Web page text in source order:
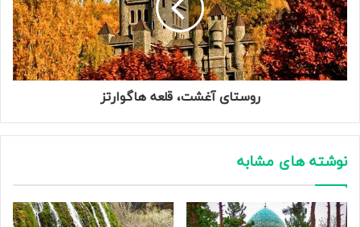
روستای آغشت، قلعه هاگوارتز
نوشته های مشابه